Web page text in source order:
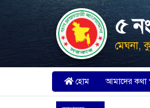
৫
মেঘনা,
হোম আমাদের কথা